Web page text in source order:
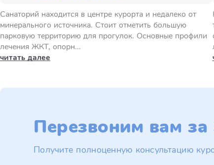
Санаторий находится в центре курорта и недалеко от
минерального источника. Стоит отметить большую
парковую территорию для прогулок. Основные профили
лечения ЖКТ, опорн...
читать далее
Перезвоним вам за
Получите полноценную консультацию